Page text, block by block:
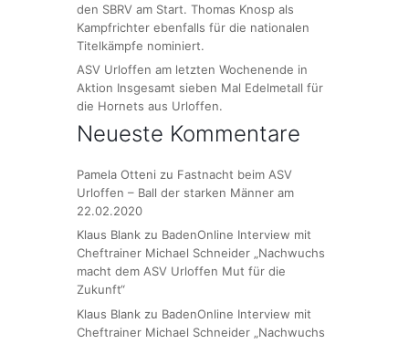
den SBRV am Start. Thomas Knosp als
Kampfrichter ebenfalls für die nationalen
Titelkämpfe nominiert.
ASV Urloffen am letzten Wochenende in
Aktion Insgesamt sieben Mal Edelmetall für
die Hornets aus Urloffen.
Neueste Kommentare
Pamela Otteni zu Fastnacht beim ASV
Urloffen – Ball der starken Männer am
22.02.2020
Klaus Blank zu BadenOnline Interview mit
Cheftrainer Michael Schneider „Nachwuchs
macht dem ASV Urloffen Mut für die
Zukunft“
Klaus Blank zu BadenOnline Interview mit
Cheftrainer Michael Schneider „Nachwuchs